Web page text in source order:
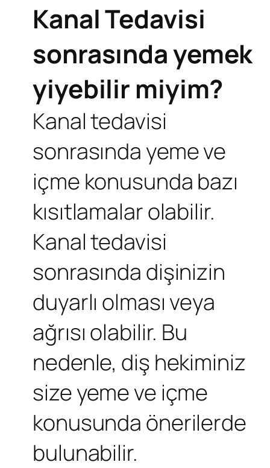
Kanal Tedavisi
sonrasında yemek
yiyebilir miyim?
Kanal tedavisi
sonrasında yeme ve
içme konusunda bazı
kısıtlamalar olabilir.
Kanal tedavisi
sonrasında dişinizin
duyarlı olması veya
ağrısı olabilir. Bu
nedenle, diş hekiminiz
size yeme ve içme
konusunda önerilerde
bulunabilir.